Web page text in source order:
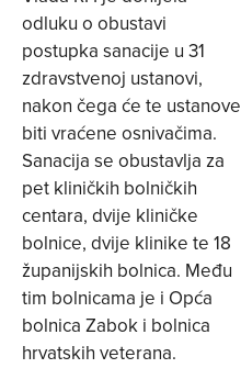
odluku o obustavi
postupka sanacije u 31
zdravstvenoj ustanovi,
nakon čega će te ustanove
biti vraćene osnivačima.
Sanacija se obustavlja za
pet kliničkih bolničkih
centara, dvije kliničke
bolnice, dvije klinike te 18
županijskih bolnica. Među
tim bolnicama je i Opća
bolnica Zabok i bolnica
hrvatskih veterana.